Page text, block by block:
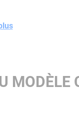
MODÈLE